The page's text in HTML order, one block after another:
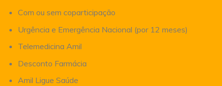
Com ou sem coparticipação
Urgência e Emergência Nacional (por 12 meses)
Telemedicina Amil
Desconto Farmácia
Amil Ligue Saúde